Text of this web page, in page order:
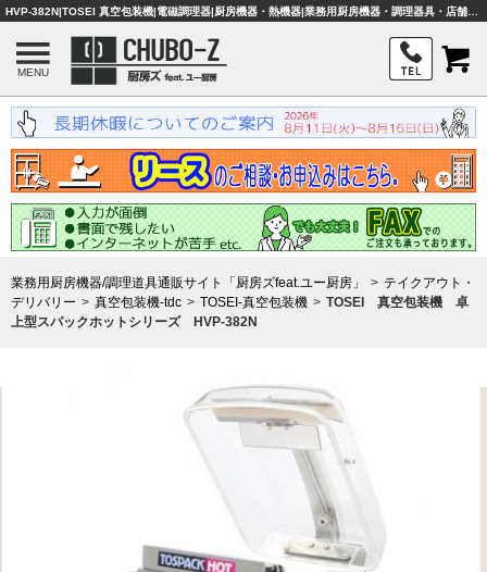
MENU
業務用厨房機器/調理道具通販サイト「厨房ズfeat.ユー厨房」
テイクアウト・
デリバリー
真空包装機-tdc TOSEI-真空包装機
TOSEI 真空包装機 卓
上型スパックホットシリーズ HVP-382N